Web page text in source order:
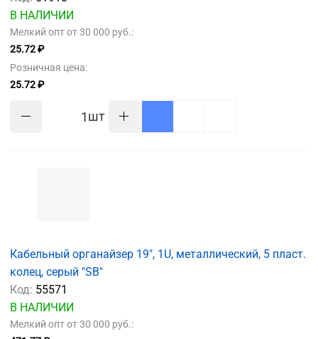
В НАЛИЧИИ
Мелкий опт от 30 000 руб.:
25.72 ₽
Розничная цена:
25.72 ₽
шт
Кабельный органайзер 19", 1U, металлический, 5 пласт.
колец, серый "SB"
Код: 55571
В НАЛИЧИИ
Мелкий опт от 30 000 руб.: